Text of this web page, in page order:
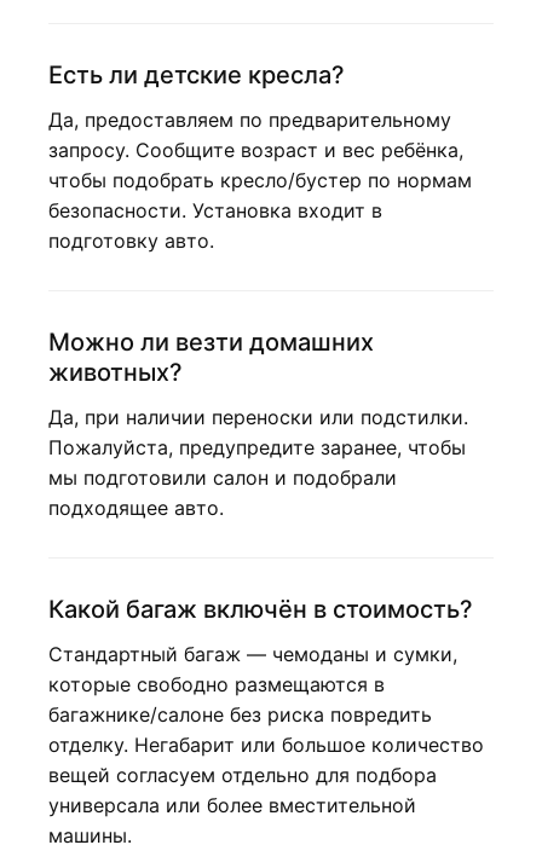
Есть ли детские кресла?
Да, предоставляем по предварительному
запросу. Сообщите возраст и вес ребёнка,
чтобы подобрать кресло/бустер по нормам
безопасности. Установка входит в
подготовку авто.
Можно ли везти домашних
животных?
Да, при наличии переноски или подстилки.
Пожалуйста, предупредите заранее, чтобы
мы подготовили салон и подобрали
подходящее авто.
Какой багаж включён в стоимость?
Стандартный багаж — чемоданы и сумки,
которые свободно размещаются в
багажнике/салоне без риска повредить
отделку. Негабарит или большое количество
вещей согласуем отдельно для подбора
универсала или более вместительной
машины.